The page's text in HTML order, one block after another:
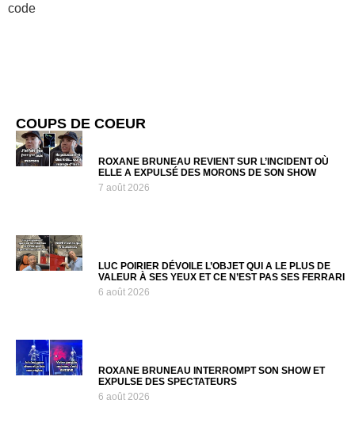
code
COUPS DE COEUR
ROXANE BRUNEAU REVIENT SUR L’INCIDENT OÙ
ELLE A EXPULSÉ DES MORONS DE SON SHOW
7 août 2026
LUC POIRIER DÉVOILE L’OBJET QUI A LE PLUS DE
VALEUR À SES YEUX ET CE N’EST PAS SES FERRARI
6 août 2026
ROXANE BRUNEAU INTERROMPT SON SHOW ET
EXPULSE DES SPECTATEURS
6 août 2026